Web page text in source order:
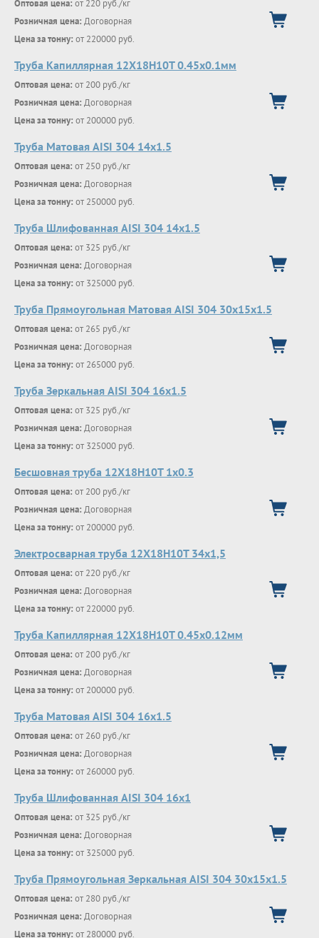
Оптовая цена: от 220 руб./кг
Розничная цена: Договорная
Цена за тонну: от 220000 руб.
Труба Капиллярная 12Х18Н10Т 0.45х0.1мм
Оптовая цена: от 200 руб./кг
Розничная цена: Договорная
Цена за тонну: от 200000 руб.
Труба Матовая AISI 304 14х1.5
Оптовая цена: от 250 руб./кг
Розничная цена: Договорная
Цена за тонну: от 250000 руб.
Труба Шлифованная AISI 304 14х1.5
Оптовая цена: от 325 руб./кг
Розничная цена: Договорная
Цена за тонну: от 325000 руб.
Труба Прямоугольная Матовая AISI 304 30х15х1.5
Оптовая цена: от 265 руб./кг
Розничная цена: Договорная
Цена за тонну: от 265000 руб.
Труба Зеркальная AISI 304 16х1.5
Оптовая цена: от 325 руб./кг
Розничная цена: Договорная
Цена за тонну: от 325000 руб.
Бесшовная труба 12Х18Н10Т 1х0.3
Оптовая цена: от 200 руб./кг
Розничная цена: Договорная
Цена за тонну: от 200000 руб.
Электросварная труба 12Х18Н10Т 34х1,5
Оптовая цена: от 220 руб./кг
Розничная цена: Договорная
Цена за тонну: от 220000 руб.
Труба Капиллярная 12Х18Н10Т 0.45х0.12мм
Оптовая цена: от 200 руб./кг
Розничная цена: Договорная
Цена за тонну: от 200000 руб.
Труба Матовая AISI 304 16х1.5
Оптовая цена: от 260 руб./кг
Розничная цена: Договорная
Цена за тонну: от 260000 руб.
Труба Шлифованная AISI 304 16х1
Оптовая цена: от 325 руб./кг
Розничная цена: Договорная
Цена за тонну: от 325000 руб.
Труба Прямоугольная Зеркальная AISI 304 30х15х1.5
Оптовая цена: от 280 руб./кг
Розничная цена: Договорная
Цена за тонну: от 280000 руб.